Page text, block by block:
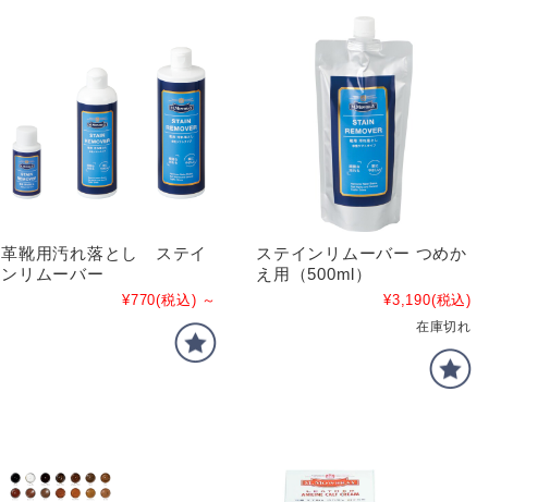
革靴用汚れ落とし ステイ
ンリムーバー
¥770(税込) ～
ステインリムーバー つめか
え用（500ml）
¥3,190(税込)
在庫切れ